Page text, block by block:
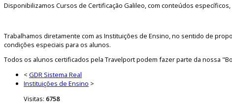
Disponibilizamos Cursos de Certificação Galileo, com conteúdos
Trabalhamos diretamente com as Instituições de Ensino, no sentido de
condições especiais para os alunos.
Todos os alunos certificados pela Travelport podem fazer parte da nossa
< GDR Sistema Real
Instituições de Ensino >
Visitas: 6758